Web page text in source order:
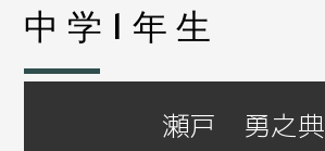
中学1年生
瀬戸 勇之典